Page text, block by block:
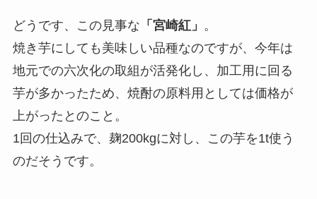
どうです、この見事な 「宮崎紅」 。
焼き芋にしても美味しい品種なのですが、今年は
地元での六次化の取組が活発化し、加工用に回る
芋が多かったため、焼酎の原料用としては価格が
上がったとのこと。
1回の仕込みで、麹200kgに対し、この芋を1t使う
のだそうです。